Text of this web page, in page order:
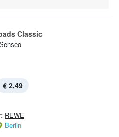
Classic
€ 2,49
REWE
Berlin